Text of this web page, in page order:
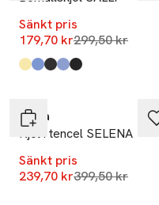
Sänkt pris
179,70 krLägsta pris 30
299,50 kr
Produkten finns i färgerna:
Light Yellow
Mid Blue Stripe
Dark Brown
Light Blue,
Black,
Wera
Kjol i tencel SELENA
Sänkt pris
239,70 krLägsta pris 30
399,50 kr